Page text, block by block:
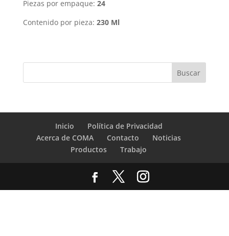
Piezas por empaque: 24
Contenido por pieza: 230 Ml
Inicio
Política de Privacidad
Acerca de COMA
Contacto
Noticias
Productos
Trabajo